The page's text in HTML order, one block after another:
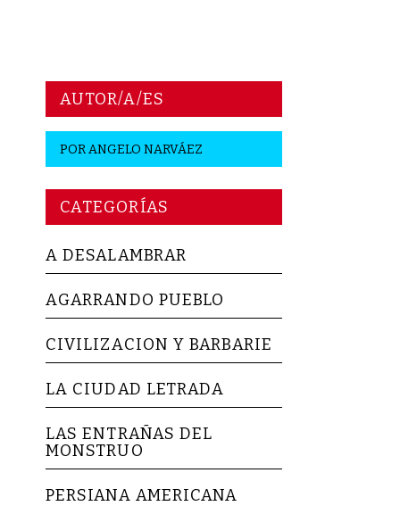
AUTOR/A/ES
PORANGELO NARVÁEZ
CATEGORÍAS
A DESALAMBRAR
AGARRANDO PUEBLO
CIVILIZACION Y BARBARIE
LA CIUDAD LETRADA
LAS ENTRAÑAS DEL
MONSTRUO
PERSIANA AMERICANA